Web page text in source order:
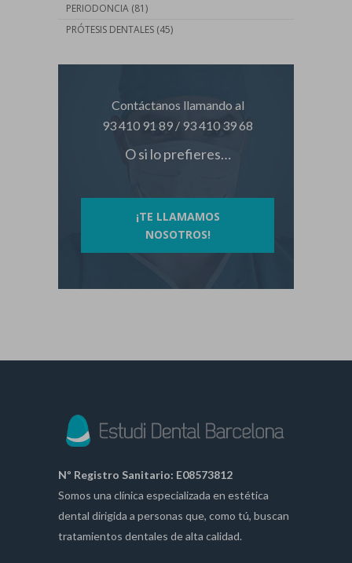
PERIODONCIA (81)
PRÓTESIS DENTALES (45)
Contáctanos llamando al
93 410 91 89 / 93 410 39 68
O si lo prefieres…
¡TE LLAMAMOS
NOSOTROS!
Nº Registro Sanitario: E08573812
Somos una clínica especializada en estética
dental dirigida a personas que, como tú, buscan
tratamientos dentales de alta calidad.